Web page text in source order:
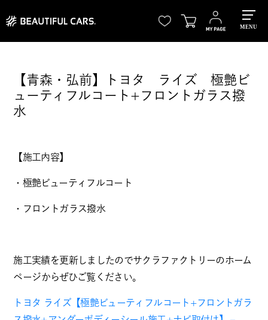
MENU
【青森・弘前】トヨタ ライズ 極艶ビ
ューティフルコート+フロントガラス撥
水
【施工内容】
・極艶ビューティフルコート
・フロントガラス撥水
施工実績を更新しましたのでサクラファクトリーのホーム
ページからぜひご覧ください。
トヨタ ライズ【極艶ビューティフルコート+フロントガラ